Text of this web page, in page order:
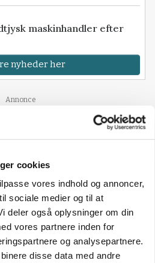
cookies
vores indhold og annoncer,
sociale medier og til at
deler også oplysninger om din
vores partnere inden for
og analysepartnere.
disse data med andre
maskinhandler efter
nyheder her
Annonce
Loading...